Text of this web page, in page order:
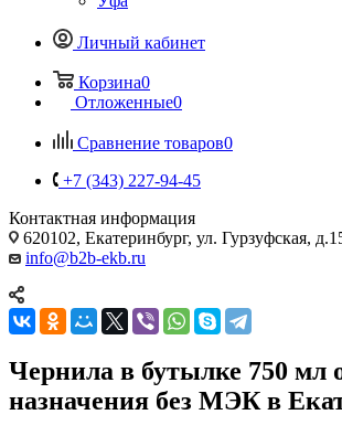
Личный кабинет
Корзина0
Отложенные0
Сравнение товаров0
+7 (343) 227-94-45
Контактная информация
620102, Екатеринбург, ул. Гурзуфская,
info@b2b-ekb.ru
Чернила в бутылке 750 мл
назначения без МЭК в